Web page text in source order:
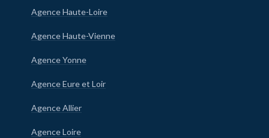
Agence Haute-Loire
Agence Haute-Vienne
Agence Yonne
Agence Eure et Loir
Agence Allier
Agence Loire